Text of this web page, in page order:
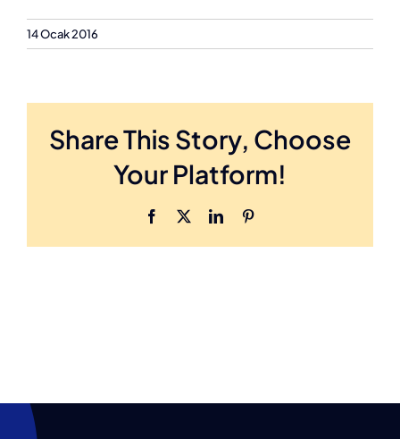
14 Ocak 2016
Share This Story, Choose
Your Platform!
Facebook LinkedIn